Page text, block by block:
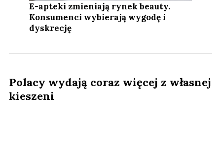
E-apteki zmieniają rynek beauty.
Konsumenci wybierają wygodę i
dyskrecję
Polacy wydają coraz więcej z własnej
kieszeni